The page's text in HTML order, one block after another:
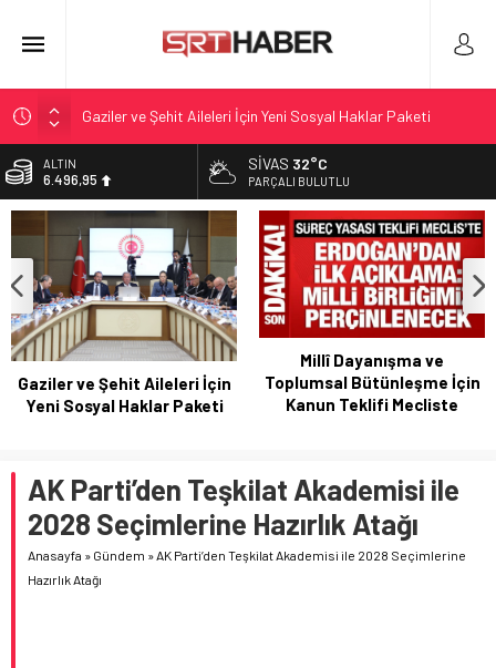
Gaziler ve Şehit Aileleri İçin Yeni Sosyal Haklar Paketi
Millî Dayanışma ve Toplumsal Bütünleşme İçin Kanun Teklifi
Mecliste
Erdoğan’a suikast girişimi iddiası ve soruşturma talebi
Jetstar’ın bagaj politikasında devrim niteliğinde güncelleme
Florida’da çıplak yemek deneyimi akım mı, rekabette fark mı
arıyorlar
ALTIN
6.496,95
13.703,13
DOLAR
47,5639
EURO
54,9859
SIVAS 32°C
PARÇALI BULUTLU
Gaziler ve Şehit Aileleri İçin
Yeni Sosyal Haklar Paketi
Millî Dayanışma ve
Toplumsal Bütünleşme İçin
Kanun Teklifi Mecliste
AK Parti’den Teşkilat Akademisi ile
2028 Seçimlerine Hazırlık Atağı
Anasayfa » Gündem »AK Parti’den Teşkilat Akademisi ile 2028 Seçimlerine
Hazırlık Atağı